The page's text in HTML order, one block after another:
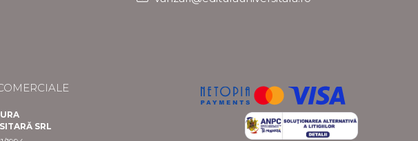
SRL